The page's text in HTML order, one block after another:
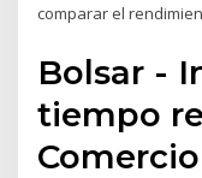
comparar el
Bolsar -
tiempo